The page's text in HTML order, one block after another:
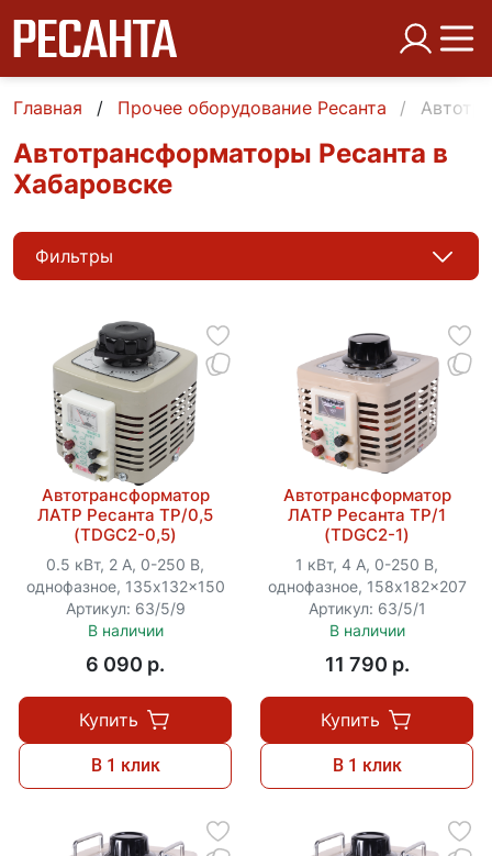
Главная Прочее оборудование Ресанта
Автотрансформаторы Ресанта в
Хабаровске
Фильтры
Автотрансформатор
ЛАТР Ресанта ТР/0,5
(TDGC2-0,5)
0.5 кВт, 2 А, 0-250 В,
однофазное, 135x132x150
Артикул: 63/5/9
В наличии
6 090 p.
Купить
В 1 клик
Автотрансформатор
ЛАТР Ресанта ТР/1
(TDGC2-1)
1 кВт, 4 А, 0-250 В,
однофазное, 158x182x207
Артикул: 63/5/1
В наличии
11 790 p.
Купить
В 1 клик